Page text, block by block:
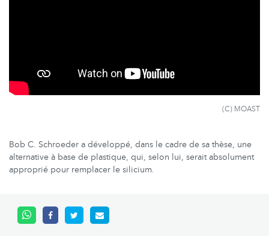
(C) MOAST
Bob C. Schroeder a développé, dans le cadre de sa thèse, une
alternative à base de plastique, qui, selon lui, serait absolument
approprié pour remplacer le silicium.